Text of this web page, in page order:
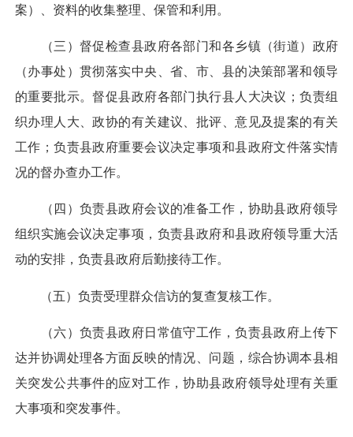
案）、资料的收集整理、保管和利用。
（三）督促检查县政府各部门和各乡镇（街道）政府
（办事处）贯彻落实中央、省、市、县的决策部署和领导
的重要批示。督促县政府各部门执行县人大决议；负责组
织办理人大、政协的有关建议、批评、意见及提案的有关
工作；负责县政府重要会议决定事项和县政府文件落实情
况的督办查办工作。
（四）负责县政府会议的准备工作，协助县政府领导
组织实施会议决定事项，负责县政府和县政府领导重大活
动的安排，负责县政府后勤接待工作。
（五）负责受理群众信访的复查复核工作。
（六）负责县政府日常值守工作，负责县政府上传下
达并协调处理各方面反映的情况、问题，综合协调本县相
关突发公共事件的应对工作，协助县政府领导处理有关重
大事项和突发事件。